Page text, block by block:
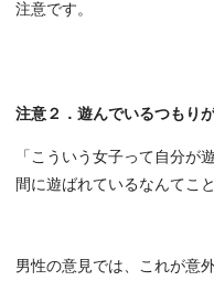
注意です。
注意２．遊んでいるつもり
「こういう女子って自分が
間に遊ばれているなんてこ
男性の意見では、これが意